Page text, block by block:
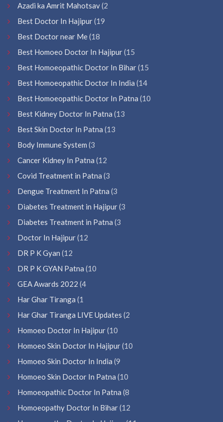
Azadi ka Amrit Mahotsav(2
Best Doctor In Hajipur(19
Best Doctor near Me(18
Best Homoeo Doctor In Hajipur(15
Best Homoeopathic Doctor In Bihar(15
Best Homoeopathic Doctor In India (14
Best Homoeopathic Doctor In Patna (10
Best Kidney Doctor In Patna (13
Best Skin Doctor In Patna (13
Body Immune System (3
Cancer Kidney In Patna (12
Covid Treatment in Patna (3
Dengue Treatment In Patna (3
Diabetes Treatment in Hajipur(3
Diabetes Treatment in Patna (3
Doctor In Hajipur(12
DR P K Gyan (12
DR P K GYAN Patna (10
GEA Awards 2022 (4
Har Ghar Tiranga (1
Har Ghar Tiranga LIVE Updates (2
Homoeo Doctor In Hajipur(10
Homoeo Skin Doctor In Hajipur(10
Homoeo Skin Doctor In India (9
Homoeo Skin Doctor In Patna (10
Homoeopathic Doctor In Patna (8
Homoeopathy Doctor In Bihar(12